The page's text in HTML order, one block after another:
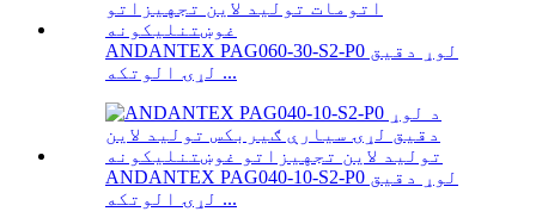
ANDANTEX PAG060-30-S2-P0 لوړ دقیق
لړۍ الوتکه ...
ANDANTEX PAG040-10-S2-P0 لوړ دقیق
لړۍ الوتکه ...